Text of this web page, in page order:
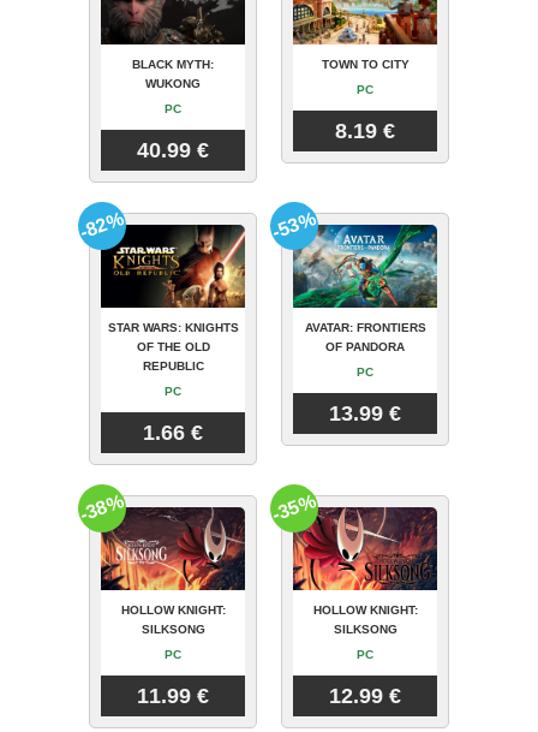
BLACK MYTH:
WUKONG
PC
40.99 €
TOWN TO CITY
PC
8.19 €
STAR WARS: KNIGHTS
OF THE OLD
REPUBLIC
PC
1.66 €
-82%
AVATAR: FRONTIERS
OF PANDORA
PC
13.99 €
-53%
HOLLOW KNIGHT:
SILKSONG
PC
11.99 €
-38%
HOLLOW KNIGHT:
SILKSONG
PC
12.99 €
-35%